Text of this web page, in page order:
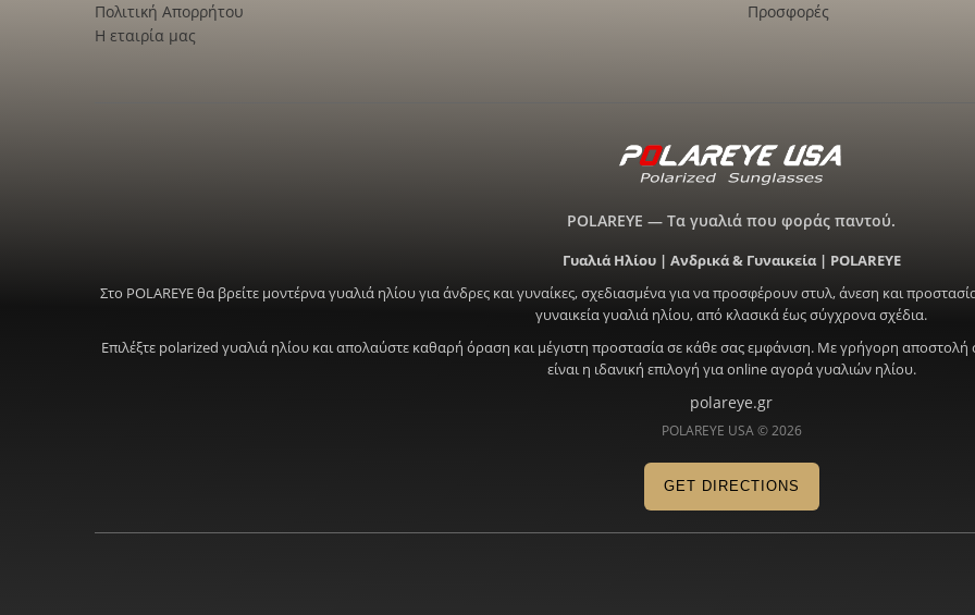
Πολιτική Απορρήτου
Η εταιρία μας
Προσφορές
POLAREYE — Τα γυαλιά που φοράς παντού.
Γυαλιά Ηλίου | Ανδρικά & Γυναικεία | POLAREYE
Στο POLAREYE θα βρείτε μοντέρνα γυαλιά ηλίου για άνδρες και γυναίκες, σχεδιασμένα για να προσφέρουν στυλ, άνεση και
γυναικεία γυαλιά ηλίου, από κλασικά έως σύγχρονα σχέδια.
Επιλέξτε polarized γυαλιά ηλίου και απολαύστε καθαρή όραση και μέγιστη προστασία σε κάθε σας εμφάνιση. Με γρήγορη αποστολή
είναι η ιδανική επιλογή για online αγορά γυαλιών ηλίου.
polareye.gr
POLAREYE USA © 2026
GET DIRECTIONS